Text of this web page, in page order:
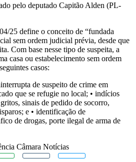
pelo deputado Capitão Alden (PL-
25 define o conceito de “fundada
sem ordem judicial prévia, desde que
Com base nesse tipo de suspeita, a
casa ou estabelecimento sem ordem
casos:
de suspeito de crime em
que se refugie no local; • indícios
sinais de pedido de socorro,
e • identificação de
de drogas, porte ilegal de arma de
Câmara Notícias